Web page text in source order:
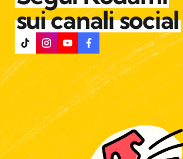
sui canali social